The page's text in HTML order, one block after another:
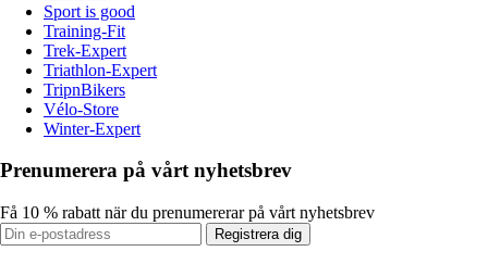
Sport is good
Training-Fit
Trek-Expert
Triathlon-Expert
TripnBikers
Vélo-Store
Winter-Expert
Prenumerera på vårt nyhetsbrev
Få 10 % rabatt när du prenumererar på vårt nyhetsbrev
Registrera dig